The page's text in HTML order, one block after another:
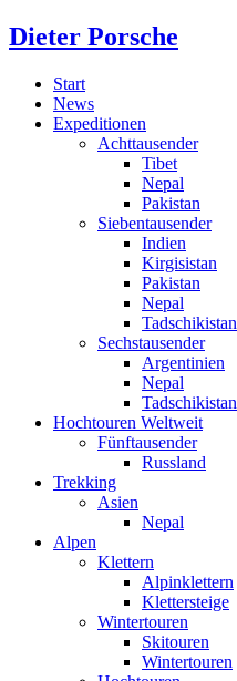
Dieter Porsche
Start
News
Expeditionen
Achttausender
Tibet
Nepal
Pakistan
Siebentausender
Indien
Kirgisistan
Pakistan
Nepal
Tadschikistan
Sechstausender
Argentinien
Nepal
Tadschikistan
Hochtouren Weltweit
Fünftausender
Russland
Trekking
Asien
Nepal
Alpen
Klettern
Alpinklettern
Klettersteige
Wintertouren
Skitouren
Wintertouren